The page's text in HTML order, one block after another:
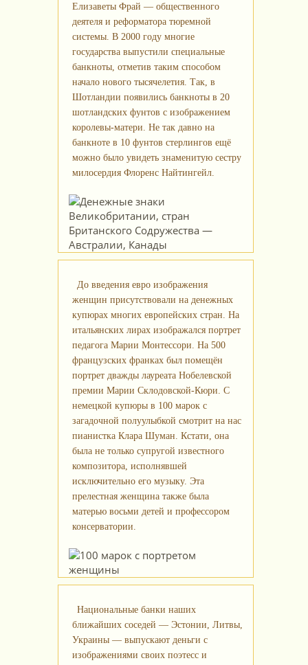
Елизаветы Фрай — общественного
деятеля и реформатора тюремной
системы. В 2000 году многие
государства выпустили специальные
банкноты, отметив таким способом
начало нового тысячелетия. Так, в
Шотландии появились банкноты в 20
шотландских фунтов с изображением
королевы‑матери. Не так давно на
банкноте в 10 фунтов стерлингов ещё
можно было увидеть знаменитую сестру
милосердия Флоренс Найтингейл.
До введения евро изображения
женщин присутствовали на денежных
купюрах многих европейских стран. На
итальянских лирах изображался портрет
педагога Марии Монтессори. На 500
французских франках был помещён
портрет дважды лауреата Нобелевской
премии Марии Склодовской‑Кюри. С
немецкой купюры в 100 марок с
загадочной полуулыбкой смотрит на нас
пианистка Клара Шуман. Кстати, она
была не только супругой известного
композитора, исполнявшей
исключительно его музыку. Эта
прелестная женщина также была
матерью восьми детей и профессором
консерватории.
Национальные банки наших
ближайших соседей — Эстонии, Литвы,
Украины — выпускают деньги с
изображениями своих поэтесс и